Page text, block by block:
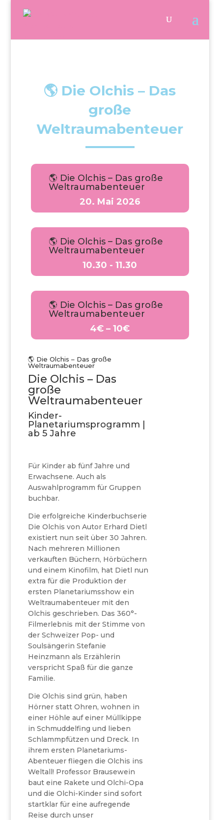
🌎 Die Olchis – Das
große
Weltraumabenteuer
🌎 Die Olchis – Das große
Weltraumabenteuer
20. Mai 2026
🌎 Die Olchis – Das große
Weltraumabenteuer
10.30 - 11.30
🌎 Die Olchis – Das große
Weltraumabenteuer
4€ – 10€
🌎 Die Olchis – Das große
Weltraumabenteuer
Die Olchis – Das
große
Weltraumabenteuer
Kinder-
Planetariumsprogramm |
ab 5 Jahre
Für Kinder ab fünf Jahre und
Erwachsene. Auch als
Auswahlprogramm für Gruppen
buchbar.
Die erfolgreiche Kinderbuchserie
Die Olchis von Autor Erhard Dietl
existiert nun seit über 30 Jahren.
Nach mehreren Millionen
verkauften Büchern, Hörbüchern
und einem Kinofilm, hat Dietl nun
extra für die Produktion der
ersten Planetariumsshow ein
Weltraumabenteuer mit den
Olchis geschrieben. Das 360°-
Filmerlebnis mit der Stimme von
der Schweizer Pop- und
Soulsängerin Stefanie
Heinzmann als Erzählerin
verspricht Spaß für die ganze
Familie.
Die Olchis sind grün, haben
Hörner statt Ohren, wohnen in
einer Höhle auf einer Müllkippe
in Schmuddelfing und lieben
Schlammpfützen und Dreck. In
ihrem ersten Planetariums-
Abenteuer fliegen die Olchis ins
Weltall! Professor Brausewein
baut eine Rakete und Olchi-Opa
und die Olchi-Kinder sind sofort
startklar für eine aufregende
Reise durch unser